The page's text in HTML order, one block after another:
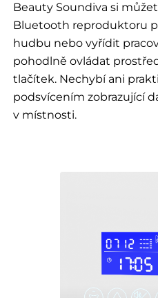
Beauty Soundiva si
Bluetooth reproduktoru
hudbu nebo vyřídit
pohodlně ovládat
tlačítek. Nechybí ani
podsvícením zobrazující
v místnosti.